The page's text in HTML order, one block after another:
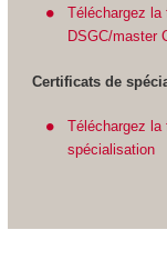
Téléchargez la
DSGC/master
Certificats de
Téléchargez
spécialisation